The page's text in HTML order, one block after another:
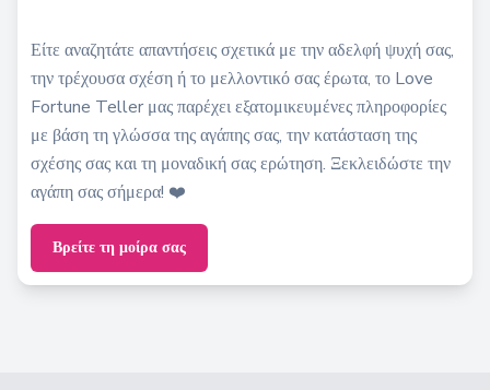
Είτε αναζητάτε απαντήσεις σχετικά με την αδελφή ψυχή σας,
την τρέχουσα σχέση ή το μελλοντικό σας έρωτα, το Love
Fortune Teller μας παρέχει εξατομικευμένες πληροφορίες
με βάση τη γλώσσα της αγάπης σας, την κατάσταση της
σχέσης σας και τη μοναδική σας ερώτηση. Ξεκλειδώστε την
αγάπη σας σήμερα! ❤️
Βρείτε τη μοίρα σας